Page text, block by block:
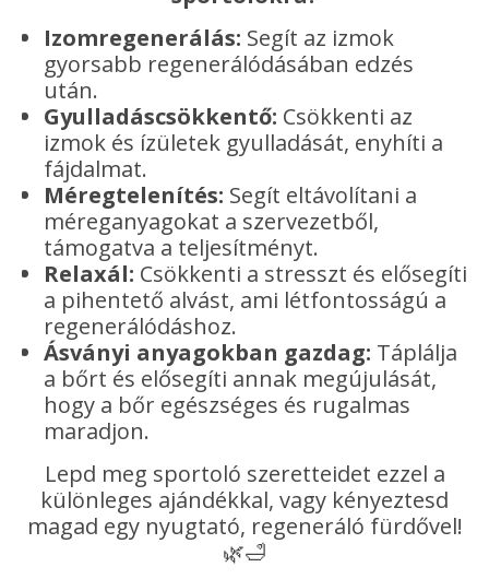
Izomregenerálás: Segít az izmok
gyorsabb regenerálódásában edzés
után.
Gyulladáscsökkentő: Csökkenti az
izmok és ízületek gyulladását, enyhíti a
fájdalmat.
Méregtelenítés: Segít eltávolítani a
méreganyagokat a szervezetből,
támogatva a teljesítményt.
Relaxál: Csökkenti a stresszt és elősegíti
a pihentető alvást, ami létfontosságú a
regenerálódáshoz.
Ásványi anyagokban gazdag: Táplálja
a bőrt és elősegíti annak megújulását,
hogy a bőr egészséges és rugalmas
maradjon.
Lepd meg sportoló szeretteidet ezzel a
különleges ajándékkal, vagy kényeztesd
magad egy nyugtató, regeneráló fürdővel!
🌿🛁